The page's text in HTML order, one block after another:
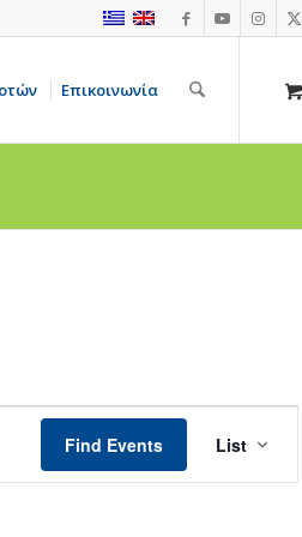
Επικοινωνία
Find Events
Views
List